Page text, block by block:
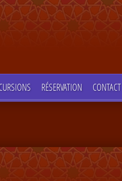
RÉSERVATION CONTACT